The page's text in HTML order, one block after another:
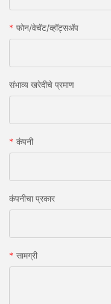
फोन/वेचॅट/व्हॉट्सअ‍ॅप
संभाव्य खरेदीचे प्रमाण
कंपनी
कंपनीचा प्रकार
सामग्री